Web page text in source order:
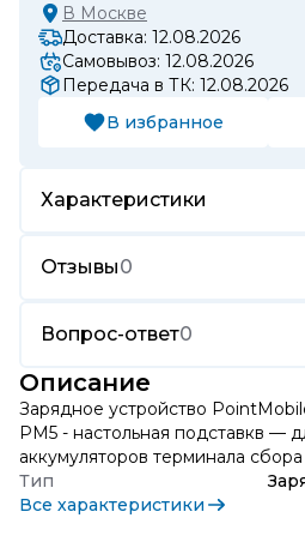
В Москве
Доставка: 12.08.2026
Самовывоз: 12.08.2026
Передача в ТК: 12.08.2026
В избранное
Характеристики
Отзывы0
Вопрос-ответ0
Описание
Зарядное устройство
PM5 - настольная подставкв —
аккумуляторов терминала
Тип
Все характеристики